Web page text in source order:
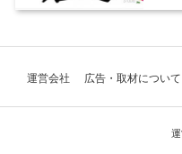
運営会社 広告・取材について